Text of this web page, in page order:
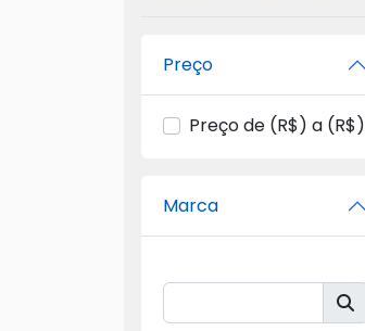
Preço
Preço de (R$) a (R$)
Marca